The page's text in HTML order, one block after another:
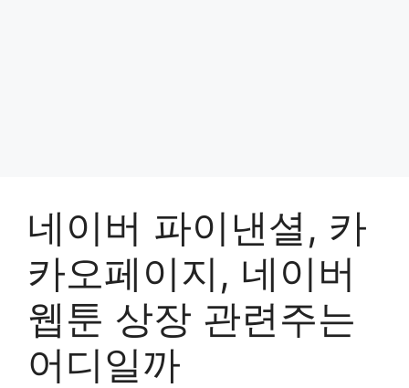
네이버 파이낸셜, 카
카오페이지, 네이버
웹툰 상장 관련주는
어디일까